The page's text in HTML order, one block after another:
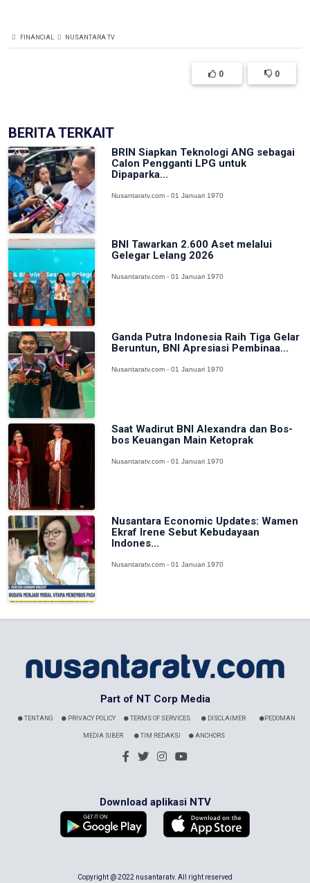
FINANCIAL NUSANTARA TV
0 0
BERITA TERKAIT
BRIN Siapkan Teknologi ANG sebagai
Calon Pengganti LPG untuk
Dipaparka...
Nusantaratv.com - 01 Januari 1970
BNI Tawarkan 2.600 Aset melalui
Gelegar Lelang 2026
Nusantaratv.com - 01 Januari 1970
Ganda Putra Indonesia Raih Tiga Gelar
Beruntun, BNI Apresiasi Pembinaa...
Nusantaratv.com - 01 Januari 1970
Saat Wadirut BNI Alexandra dan Bos-
bos Keuangan Main Ketoprak
Nusantaratv.com - 01 Januari 1970
Nusantara Economic Updates: Wamen
Ekraf Irene Sebut Kebudayaan
Indones...
Nusantaratv.com - 01 Januari 1970
Part of NT Corp Media
TENTANG PRIVACY POLICY TERMS OF SERVICES DISCLAIMER PEDOMAN
MEDIA SIBER TIM REDAKSI ANCHORS
Download aplikasi NTV
Copyright @ 2022 nusantaratv. All right reserved